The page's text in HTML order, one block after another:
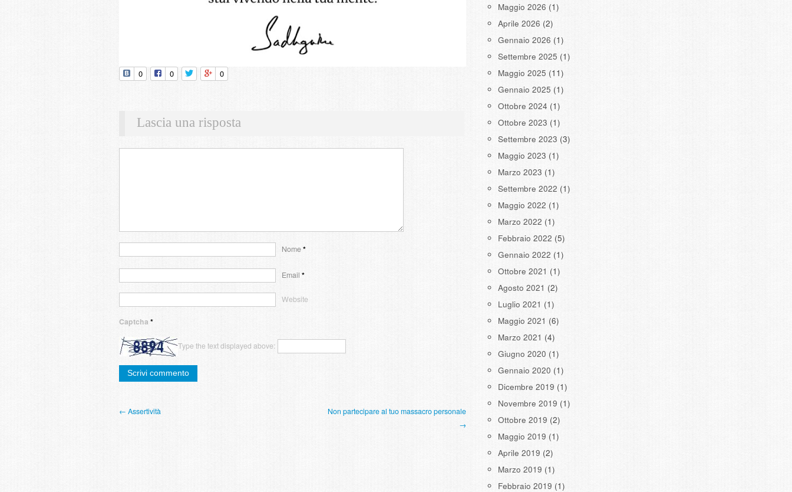
0 0 0
Lascia una risposta
Nome*
Email *
Website
Captcha *
Type the text displayed above:
← Assertività
Non partecipare al tuo massacro personale
→
Maggio 2026 (1)
Aprile 2026 (2)
Gennaio 2026 (1)
Settembre 2025 (1)
Maggio 2025 (11)
Gennaio 2025 (1)
Ottobre 2024 (1)
Ottobre 2023 (1)
Settembre 2023 (3)
Maggio 2023 (1)
Marzo 2023 (1)
Settembre 2022 (1)
Maggio 2022 (1)
Marzo 2022 (1)
Febbraio 2022 (5)
Gennaio 2022 (1)
Ottobre 2021 (1)
Agosto 2021 (2)
Luglio 2021 (1)
Maggio 2021 (6)
Marzo 2021 (4)
Giugno 2020 (1)
Gennaio 2020 (1)
Dicembre 2019 (1)
Novembre 2019 (1)
Ottobre 2019 (2)
Maggio 2019 (1)
Aprile 2019 (2)
Marzo 2019 (1)
Febbraio 2019 (1)